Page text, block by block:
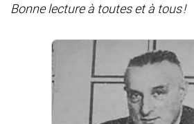
Bonne lecture à toutes et à tous !